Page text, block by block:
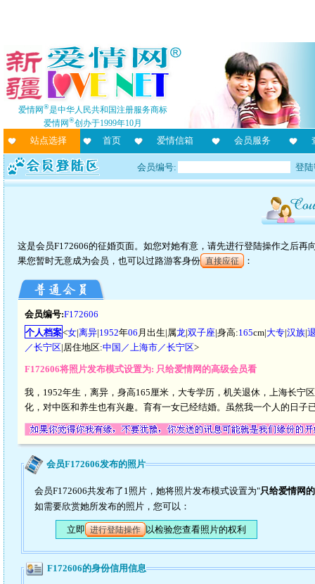
爱情网®是中华人民共和国注册服务商标
爱情网®创办于1999年10月
站点选择 首页 爱情信箱 会员服务
会员编号: 登
这是会员F172606的征婚页面。如您对她有意，请先进行登陆操作之后
果您暂时无意成为会员，也可以过路游客身份 直接应征 ：
会员编号:F172606
个人档案<女|离异|1952年06 月出生|属龙|双子座|身高:165cm|大专|汉族|
／长宁区|居住地区:中国／上海市／长宁区>
F172606将照片发布模式设置为: 只给爱情网的高级会员看
我，1952年生，离异，身高165厘米，大专学历，机关退休，上海长宁
化，对中医和养生也有兴趣。育有一女已经结婚。虽然我一个人的日
会员F172606发布的照片
会员F172606共发布了1照片，她将照片发布模式设置为"只给爱情网
如需要欣赏她所发布的照片，您可以：
立即 进行登陆操作 以检验您查看照片的权利
F172606的身份信用信息